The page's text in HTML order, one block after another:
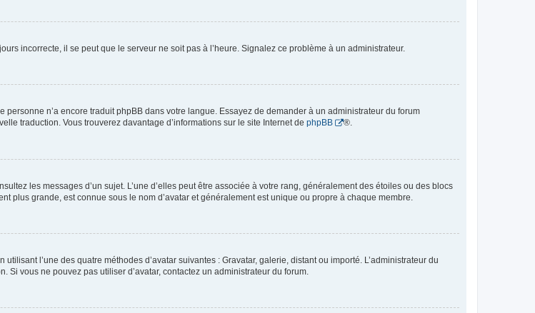
incorrecte, il se peut que le serveur ne soit pas à l’heure. Signalez ce problème à un administrateur.
n’a encore traduit phpBB dans votre langue. Essayez de demander à un administrateur du forum
traduction. Vous trouverez davantage d’informations sur le site Internet de phpBB ®.
les messages d’un sujet. L’une d’elles peut être associée à votre rang, généralement des étoiles ou des blocs
plus grande, est connue sous le nom d’avatar et généralement est unique ou propre à chaque membre.
l’une des quatre méthodes d’avatar suivantes : Gravatar, galerie, distant ou importé. L’administrateur du
vous ne pouvez pas utiliser d’avatar, contactez un administrateur du forum.